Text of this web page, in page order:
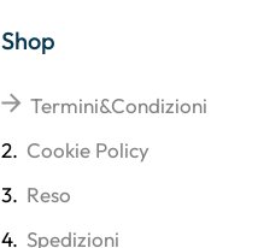
Shop
Termini&Condizioni
2. Cookie Policy
3. Reso
4. Spedizioni